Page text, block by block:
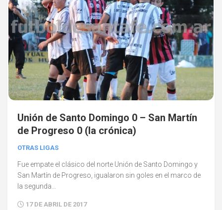
Unión de Santo Domingo 0 – San Martín
de Progreso 0 (la crónica)
OTRAS LIGAS
Fue empate el clásico del norte Unión de Santo Domingo y
San Martín de Progreso, igualaron sin goles en el marco de
la segunda...
17 DE ABRIL DE 2017